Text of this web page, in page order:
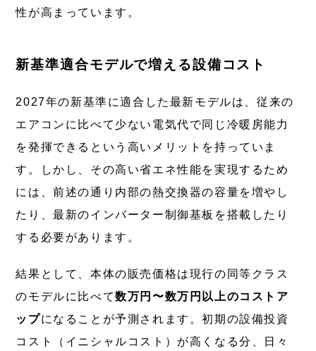
性が高まっています。
新基準適合モデルで増える設備コスト
2027年の新基準に適合した最新モデルは、従来の
エアコンに比べて少ない電気代で同じ冷暖房能力
を発揮できるという高いメリットを持っていま
す。しかし、その高い省エネ性能を実現するため
には、前述の通り内部の熱交換器の容量を増やし
たり、最新のインバーター制御基板を搭載したり
する必要があります。
結果として、本体の販売価格は現行の同等クラス
のモデルに比べて数万円〜数万円以上のコストア
ップになることが予測されます。初期の設備投資
コスト（イニシャルコスト）が高くなる分、日々